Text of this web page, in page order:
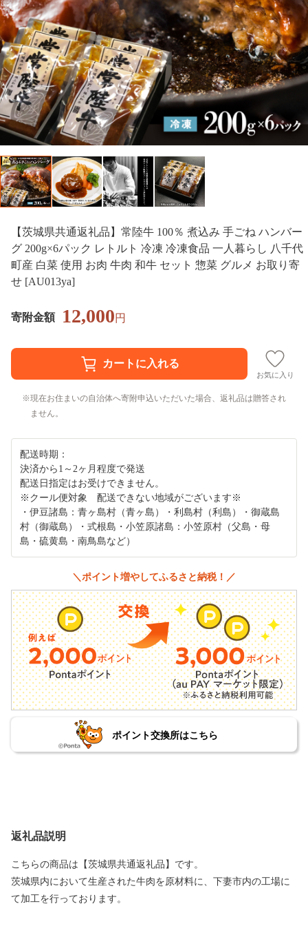
【茨城県共通返礼品】常陸牛 100％ 煮込み 手ごね ハンバー
グ 200g×6パック レトルト 冷凍 冷凍食品 一人暮らし 八千代
町産 白菜 使用 お肉 牛肉 和牛 セット 惣菜 グルメ お取り寄
せ [AU013ya]
寄附金額 12,000円
お気に入り
現在お住まいの自治体へ寄附申込いただいた場合、返礼品は贈答され
ません。
配送時期：
決済から1～2ヶ月程度で発送
配送日指定はお受けできません。
※クール便対象 配送できない地域がございます※
・伊豆諸島：青ヶ島村（青ヶ島）・利島村（利島）・御蔵島
村（御蔵島）・式根島・小笠原諸島：小笠原村（父島・母
島・硫黄島・南鳥島など）
＼ポイント増やしてふるさと納税！／
ポイント交換所はこちら
返礼品説明
こちらの商品は【茨城県共通返礼品】です。
茨城県内において生産された牛肉を原材料に、下妻市内の工場に
て加工を行っております。